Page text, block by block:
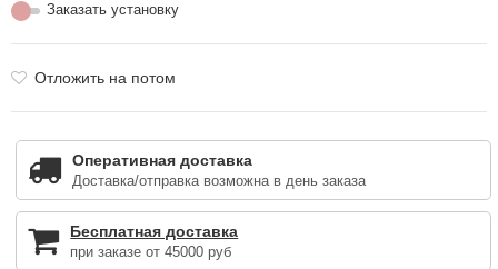
Заказать установку
Отложить на потом
Оперативная доставка
Доставка/отправка возможна в день заказа
Бесплатная доставка
при заказе от 45000 руб